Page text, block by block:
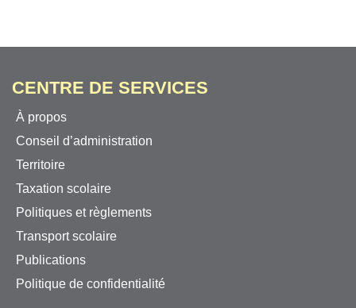
CENTRE DE SERVICES
À propos
Conseil d’administration
Territoire
Taxation scolaire
Politiques et règlements
Transport scolaire
Publications
Politique de confidentialité